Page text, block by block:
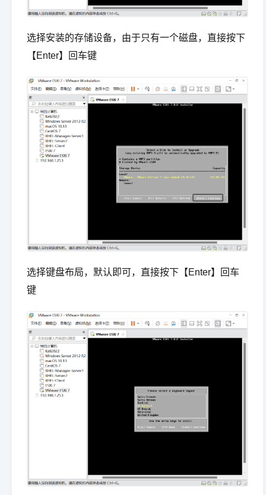
选择安装的存储设备，由于只有一个磁盘，直接按下
【Enter】回车键
选择键盘布局，默认即可，直接按下【Enter】回车
键